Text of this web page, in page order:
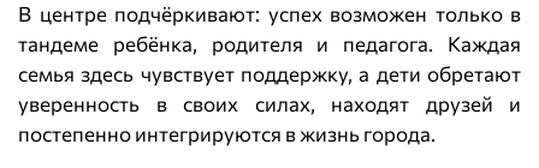
В центре подчёркивают: успех возможен только в
тандеме ребёнка, родителя и педагога. Каждая
семья здесь чувствует поддержку, а дети обретают
уверенность в своих силах, находят друзей и
постепенно интегрируются в жизнь города.